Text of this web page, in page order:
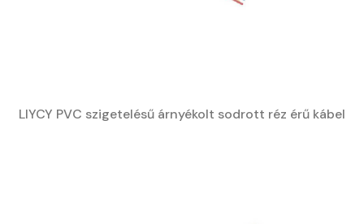
LIYCY PVC szigetelésű árnyékolt sodrott réz érű kábel